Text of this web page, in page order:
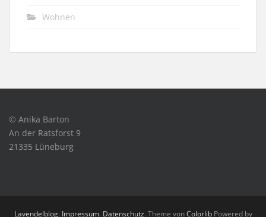
Wohnen
© Anika Barton
An der Ratsforst 9
21335 Lüneburg
Lavendelblog. Impressum. Datenschutz. Theme vonColorlibPowered by